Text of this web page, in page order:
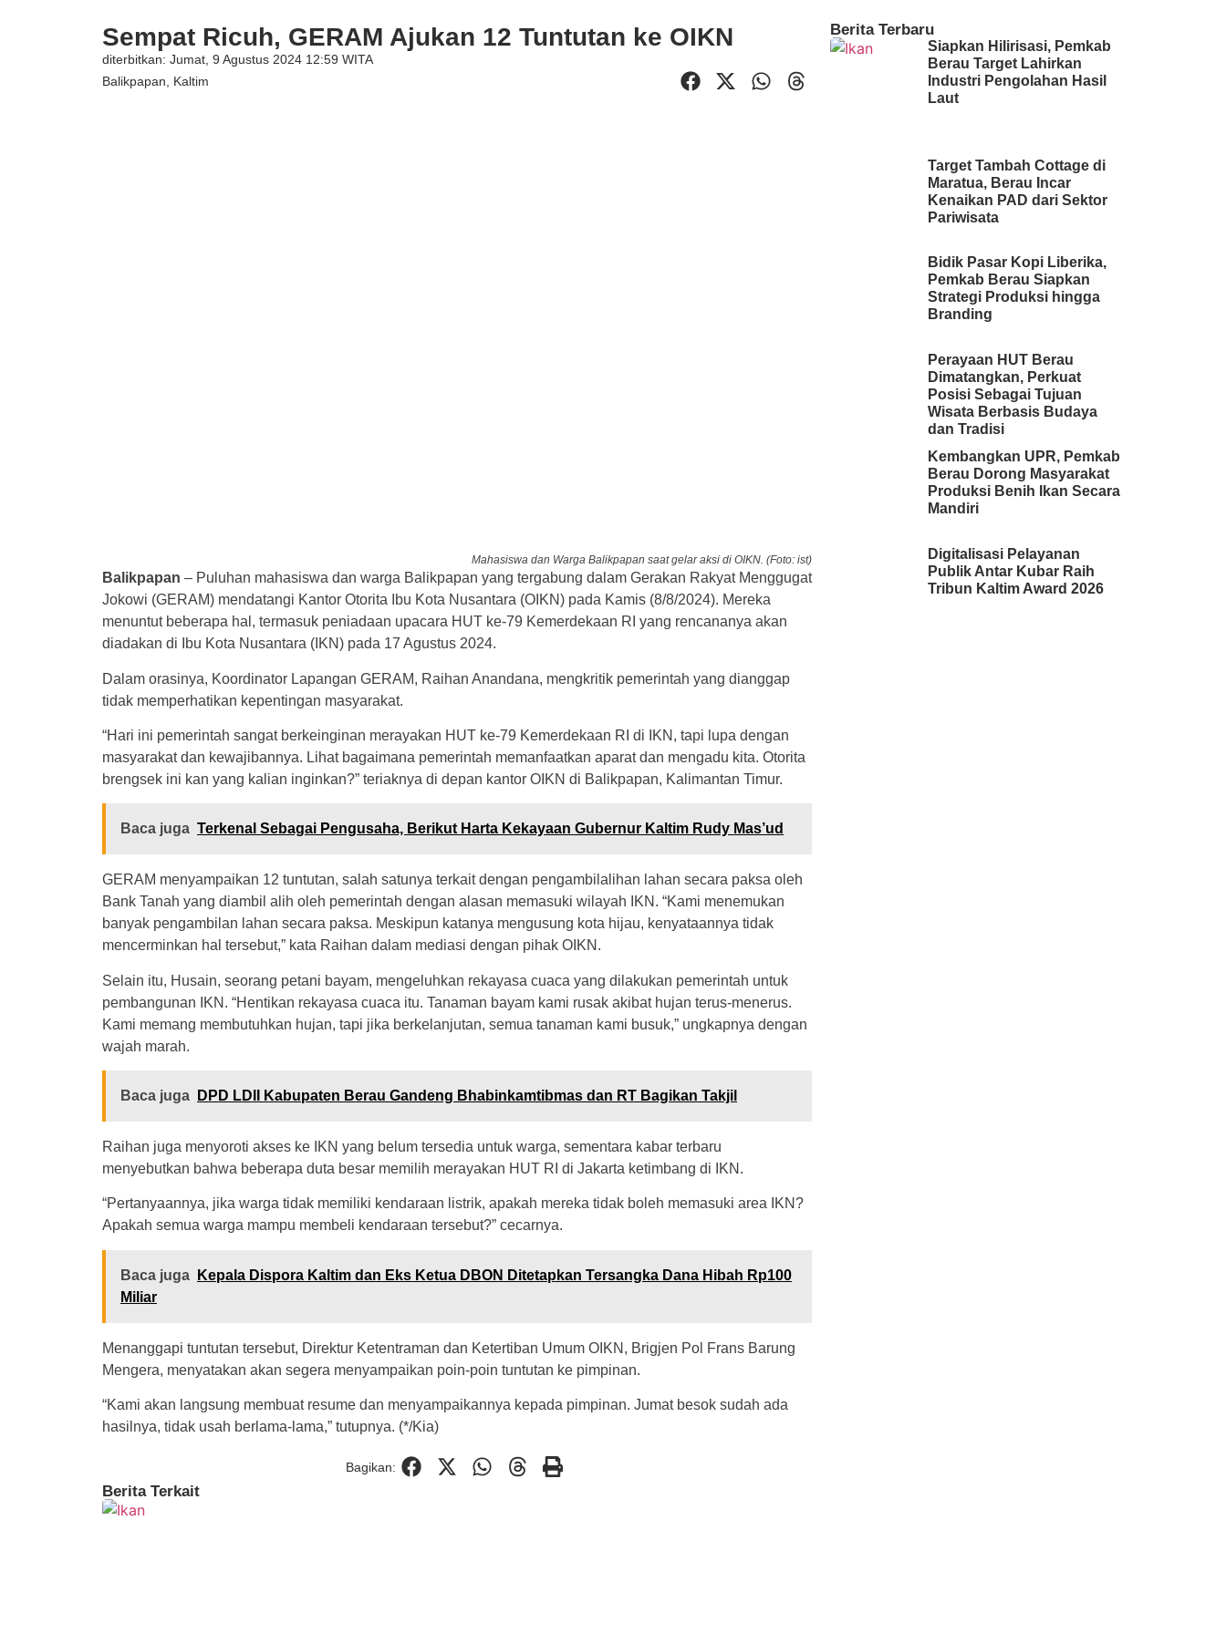
Sempat Ricuh, GERAM Ajukan 12 Tuntutan ke OIKN
diterbitkan: Jumat, 9 Agustus 2024 12:59 WITA
Balikpapan
Kaltim
Mahasiswa dan Warga Balikpapan saat gelar aksi di OIKN. (Foto: ist)
Balikpapan – Puluhan mahasiswa dan warga Balikpapan yang tergabung dalam Gerakan Rakyat Menggugat
Jokowi (GERAM) mendatangi Kantor Otorita Ibu Kota Nusantara (OIKN) pada Kamis (8/8/2024). Mereka
menuntut beberapa hal, termasuk peniadaan upacara HUT ke-79 Kemerdekaan RI yang rencananya akan
diadakan di Ibu Kota Nusantara (IKN) pada 17 Agustus 2024.
Dalam orasinya, Koordinator Lapangan GERAM, Raihan Anandana, mengkritik pemerintah yang dianggap
tidak memperhatikan kepentingan masyarakat.
“Hari ini pemerintah sangat berkeinginan merayakan HUT ke-79 Kemerdekaan RI di IKN, tapi lupa dengan
masyarakat dan kewajibannya. Lihat bagaimana pemerintah memanfaatkan aparat dan mengadu kita. Otorita
brengsek ini kan yang kalian inginkan?” teriaknya di depan kantor OIKN di Balikpapan, Kalimantan Timur.
Baca juga Terkenal Sebagai Pengusaha, Berikut Harta Kekayaan Gubernur Kaltim Rudy Mas’ud
GERAM menyampaikan 12 tuntutan, salah satunya terkait dengan pengambilalihan lahan secara paksa oleh
Bank Tanah yang diambil alih oleh pemerintah dengan alasan memasuki wilayah IKN. “Kami menemukan
banyak pengambilan lahan secara paksa. Meskipun katanya mengusung kota hijau, kenyataannya tidak
mencerminkan hal tersebut,” kata Raihan dalam mediasi dengan pihak OIKN.
Selain itu, Husain, seorang petani bayam, mengeluhkan rekayasa cuaca yang dilakukan pemerintah untuk
pembangunan IKN. “Hentikan rekayasa cuaca itu. Tanaman bayam kami rusak akibat hujan terus-menerus.
Kami memang membutuhkan hujan, tapi jika berkelanjutan, semua tanaman kami busuk,” ungkapnya dengan
wajah marah.
Baca juga DPD LDII Kabupaten Berau Gandeng Bhabinkamtibmas dan RT Bagikan Takjil
Raihan juga menyoroti akses ke IKN yang belum tersedia untuk warga, sementara kabar terbaru
menyebutkan bahwa beberapa duta besar memilih merayakan HUT RI di Jakarta ketimbang di IKN.
“Pertanyaannya, jika warga tidak memiliki kendaraan listrik, apakah mereka tidak boleh memasuki area IKN?
Apakah semua warga mampu membeli kendaraan tersebut?” cecarnya.
Baca juga
Kepala Dispora Kaltim dan Eks Ketua DBON Ditetapkan Tersangka Dana Hibah Rp100
Miliar
Menanggapi tuntutan tersebut, Direktur Ketentraman dan Ketertiban Umum OIKN, Brigjen Pol Frans Barung
Mengera, menyatakan akan segera menyampaikan poin-poin tuntutan ke pimpinan.
“Kami akan langsung membuat resume dan menyampaikannya kepada pimpinan. Jumat besok sudah ada
hasilnya, tidak usah berlama-lama,” tutupnya. (*/Kia)
Bagikan:
Berita Terkait
Berita Terbaru
Siapkan Hilirisasi, Pemkab
Berau Target Lahirkan
Industri Pengolahan Hasil
Laut
Target Tambah Cottage di
Maratua, Berau Incar
Kenaikan PAD dari Sektor
Pariwisata
Bidik Pasar Kopi Liberika,
Pemkab Berau Siapkan
Strategi Produksi hingga
Branding
Perayaan HUT Berau
Dimatangkan, Perkuat
Posisi Sebagai Tujuan
Wisata Berbasis Budaya
dan Tradisi
Kembangkan UPR, Pemkab
Berau Dorong Masyarakat
Produksi Benih Ikan Secara
Mandiri
Digitalisasi Pelayanan
Publik Antar Kubar Raih
Tribun Kaltim Award 2026